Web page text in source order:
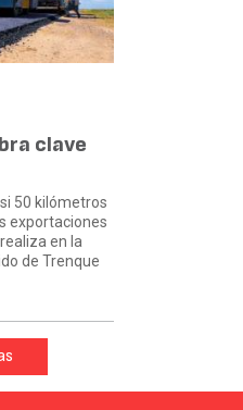
clave
50 kilómetros
exportaciones
en la
de Trenque